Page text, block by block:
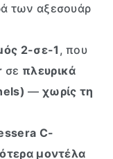
των αξεσουάρ
2-σε-1 , που
σε πλευρικά
— χωρίς τη
C-
μοντέλα